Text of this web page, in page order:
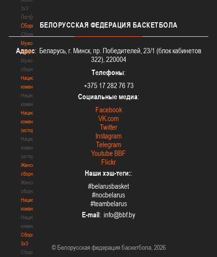
3х3
Лого[modid=121]
Сборные
Сборные
Мужские
сборные
Мужские
сборные
Национальная
команда
Национальная
команда
Национальная
команда
(история)
Национальная
команда
(история)
Женские
сборные
Женские
сборные
Национальная
команда
Национальная
команда
Сборные
3х3
Сборные
Едешко
Адрес
: Беларусь, г. Минск, пр. Победителей, 23/1 (блок кабинетов
322), 220004
Телефоны:
+375 17 282 76 73
Социальные медиа
Facebook
VK.com
Twitter
Instagram
Telegram
Youtube BBF
Flickr
Наши хэш-теги:
#belarusbasket
#nocbelarus
#teambelarus